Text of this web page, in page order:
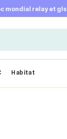
mondial relay et gls
Habitat